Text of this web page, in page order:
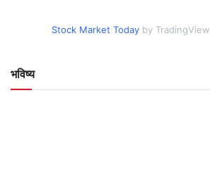
Stock Market Today by TradingView
भविष्य